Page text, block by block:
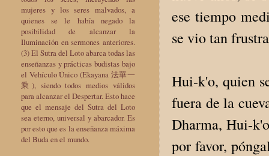
ese tiempo
se vio tan
Hui-k'o, quien
fuera de la
Dharma, Hui-
por favor,
mujeres y los seres malvados, a
quienes se le había negado la
posibilidad de alcanzar la
Iluminación en sermones anteriores.
(3) El Sutra del Loto abarca todas las
enseñanzas y prácticas budistas bajo
el Vehículo Único (Ekayana 法華一
乘), siendo todos medios válidos
para alcanzar el Despertar. Esto hace
que el mensaje del Sutra del Loto
sea eterno, universal y abarcador. Es
por esto que es la enseñanza máxima
del Buda en el mundo.